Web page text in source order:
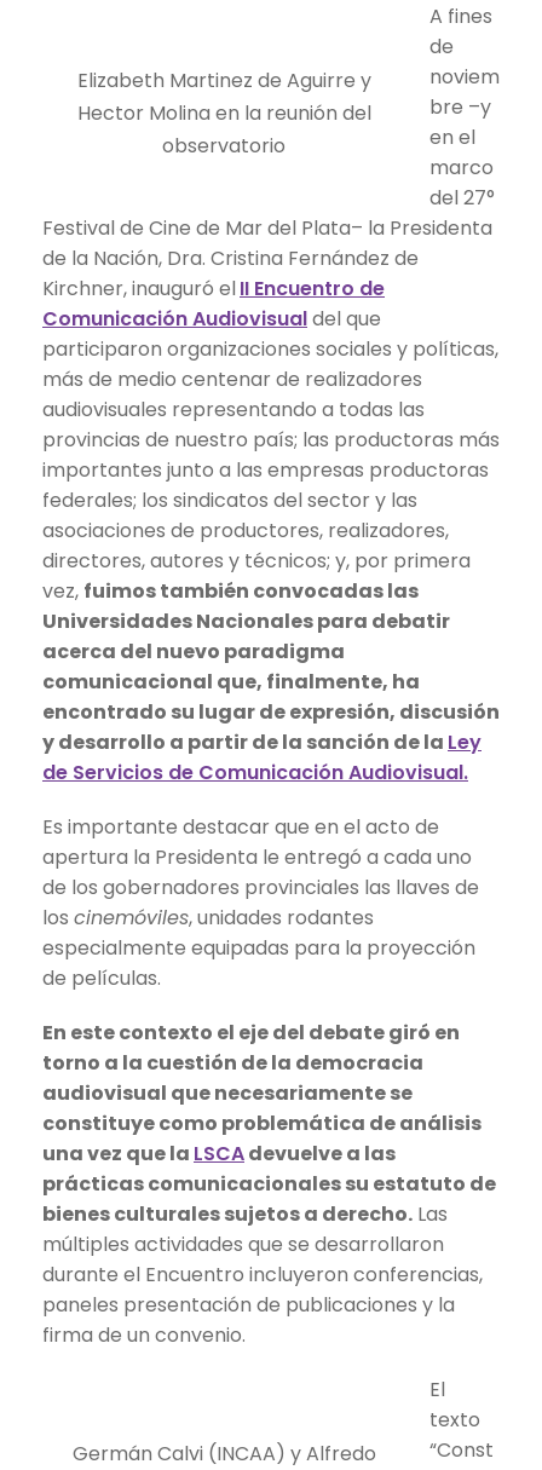
Elizabeth Martinez de Aguirre y
Hector Molina en la reunión del
observatorio
A fines
de
noviem
bre –y
en el
marco
del 27°
Festival de Cine de Mar del Plata– la Presidenta
de la Nación, Dra. Cristina Fernández de
Kirchner, inauguró el II Encuentro de
Comunicación Audiovisualdel que
participaron organizaciones sociales y políticas,
más de medio centenar de realizadores
audiovisuales representando a todas las
provincias de nuestro país; las productoras más
importantes junto a las empresas productoras
federales; los sindicatos del sector y las
asociaciones de productores, realizadores,
directores, autores y técnicos; y, por primera
vez, fuimos también convocadas las
Universidades Nacionales para debatir
acerca del nuevo paradigma
comunicacional que, finalmente, ha
encontrado su lugar de expresión, discusión
y desarrollo a partir de la sanción de la Ley
de Servicios de Comunicación Audiovisual.
Es importante destacar que en el acto de
apertura la Presidenta le entregó a cada uno
de los gobernadores provinciales las llaves de
los cinemóviles, unidades rodantes
especialmente equipadas para la proyección
de películas.
En este contexto el eje del debate giró en
torno a la cuestión de la democracia
audiovisual que necesariamente se
constituye como problemática de análisis
una vez que la LSCAdevuelve a las
prácticas comunicacionales su estatuto de
bienes culturales sujetos a derecho. Las
múltiples actividades que se desarrollaron
durante el Encuentro incluyeron conferencias,
paneles presentación de publicaciones y la
firma de un convenio.
Germán Calvi (INCAA) y Alfredo
El
texto
“Const